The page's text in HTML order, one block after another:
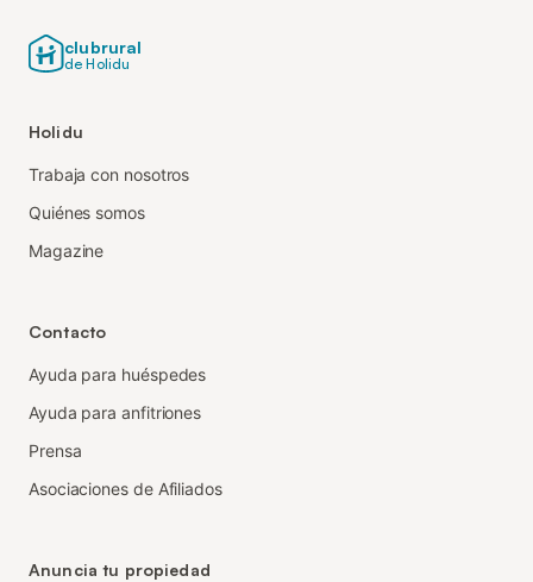
clubrural
de Holidu
Holidu
Trabaja con nosotros
Quiénes somos
Magazine
Contacto
Ayuda para huéspedes
Ayuda para anfitriones
Prensa
Asociaciones de Afiliados
Anuncia tu propiedad